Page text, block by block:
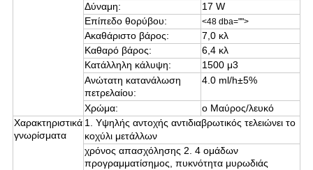
Δύναμη:
17 W
Επίπεδο θορύβου:
<48 dba="">
Ακαθάριστο βάρος:
7,0 κλ
Καθαρό βάρος:
6,4 κλ
Κατάλληλη κάλυψη:
1500 μ3
Ανώτατη κατανάλωση
πετρελαίου:
4.0 ml/h±5%
Χρώμα:
ο Μαύρος/λευκό
Χαρακτηριστικά
γνωρίσματα
1. Υψηλής αντοχής αντιδιαβρωτικός τελειώνει το
κοχύλι μετάλλων
χρόνος απασχόλησης 2. 4 ομάδων
προγραμματίσημος, πυκνότητα μυρωδιάς